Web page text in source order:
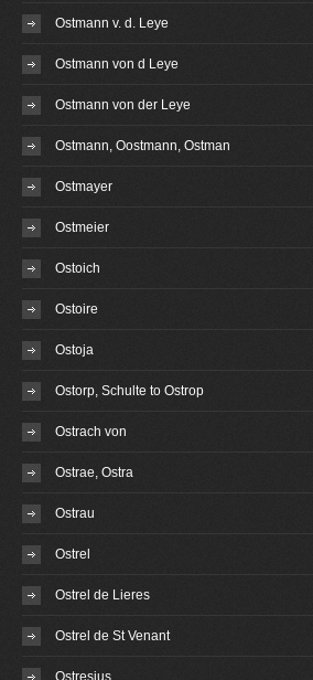
Ostmann v. d. Leye
Ostmann von d Leye
Ostmann von der Leye
Ostmann, Oostmann, Ostman
Ostmayer
Ostmeier
Ostoich
Ostoire
Ostoja
Ostorp, Schulte to Ostrop
Ostrach von
Ostrae, Ostra
Ostrau
Ostrel
Ostrel de Lieres
Ostrel de St Venant